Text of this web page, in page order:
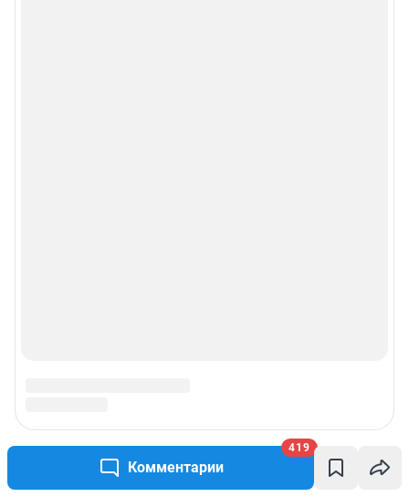
Комментарии
419